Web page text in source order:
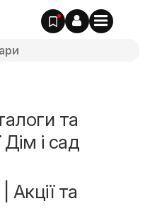
та
Дім і сад
Акції та